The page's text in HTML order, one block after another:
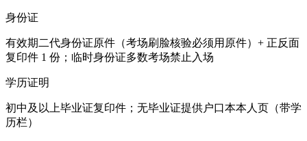
身份证
有效期二代身份证原件（考场刷脸核验必须用原件）+ 正反面
复印件 1 份；临时身份证多数考场禁止入场
学历证明
初中及以上毕业证复印件；无毕业证提供户口本本人页（带学
历栏）